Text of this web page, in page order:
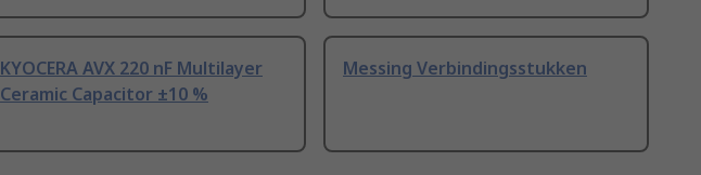
KYOCERA AVX 220 nF Multilayer
Ceramic Capacitor ±10 %
Messing Verbindingsstukken